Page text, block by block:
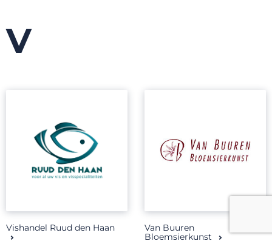
V
Vishandel Ruud den Haan
Van Buuren
Bloemsierkunst